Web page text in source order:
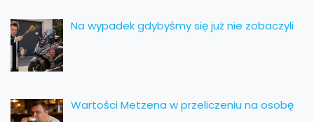
Na wypadek gdybyśmy się już nie zobaczyli
Wartości Metzena w przeliczeniu na osobę